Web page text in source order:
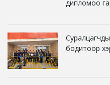
дипломоо
бодитоор